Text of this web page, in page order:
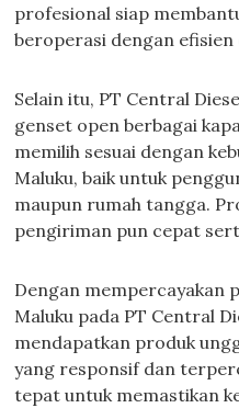
profesional siap
beroperasi dengan efisien
Selain itu, PT Central
genset open berbagai
memilih sesuai dengan
Maluku, baik untuk
maupun rumah tangga.
pengiriman pun cepat
Dengan mempercayakan
Maluku pada PT Central
mendapatkan produk
yang responsif dan
tepat untuk memastikan